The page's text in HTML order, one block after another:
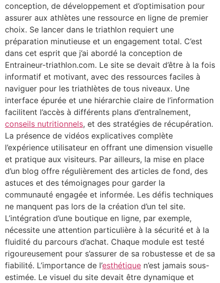
conception, de développement et d’optimisation pour
assurer aux athlètes une ressource en ligne de premier
choix. Se lancer dans le triathlon requiert une
préparation minutieuse et un engagement total. C’est
dans cet esprit que j’ai abordé la conception de
Entraineur-triathlon.com. Le site se devait d’être à la fois
informatif et motivant, avec des ressources faciles à
naviguer pour les triathlètes de tous niveaux. Une
interface épurée et une hiérarchie claire de l’information
facilitent l’accès à différents plans d’entraînement,
conseils nutritionnels, et des stratégies de récupération.
La présence de vidéos explicatives complète
l’expérience utilisateur en offrant une dimension visuelle
et pratique aux visiteurs. Par ailleurs, la mise en place
d’un blog offre régulièrement des articles de fond, des
astuces et des témoignages pour garder la
communauté engagée et informée. Les défis techniques
ne manquent pas lors de la création d’un tel site.
L’intégration d’une boutique en ligne, par exemple,
nécessite une attention particulière à la sécurité et à la
fluidité du parcours d’achat. Chaque module est testé
rigoureusement pour s’assurer de sa robustesse et de sa
fiabilité. L’importance de l’esthétique n’est jamais sous-
estimée. Le visuel du site devait être dynamique et